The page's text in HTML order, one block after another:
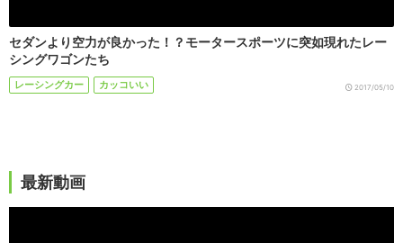
セダンより空力が良かった！？モータースポーツに突如現れたレー
シングワゴンたち
レーシングカー カッコいい 2017/05/10
最新動画